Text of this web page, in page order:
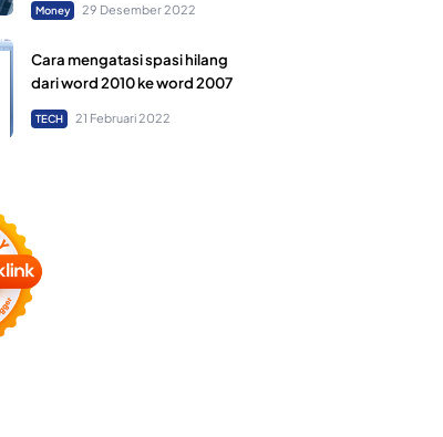
Money 29 Desember 2022
Cara mengatasi spasi hilang
dari word 2010 ke word 2007
TECH 21 Februari 2022